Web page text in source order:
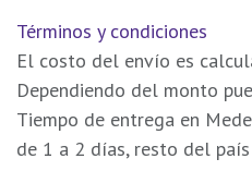
Términos y condiciones
El costo del envío es
Dependiendo del monto
Tiempo de entrega en
de 1 a 2 días, resto del